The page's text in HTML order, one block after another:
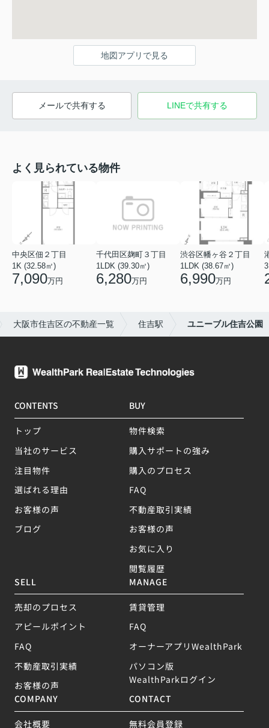
地図アプリで見る
メールで共有する LINEで共有する
よく見られている物件
中央区佃２丁目
1K (32.58㎡)
7,090万円
千代田区麹町３丁目
1LDK (39.30㎡)
6,280万円
渋谷区幡ヶ谷２丁目
1LDK (38.67㎡)
6,990万円
大阪市住吉区の不動産一覧 住吉駅 ユニーブル住吉公園
CONTENTS
トップ
当社のサービス
注目物件
選ばれる理由
お客様の声
ブログ
BUY
物件検索
購入サポートの強み
購入のプロセス
FAQ
不動産取引実績
お客様の声
お気に入り
閲覧履歴
SELL
売却のプロセス
アピールポイント
FAQ
不動産取引実績
お客様の声
MANAGE
賃貸管理
FAQ
オーナーアプリWealthPark
パソコン版
WealthParkログイン
COMPANY
会社概要
CONTACT
無料会員登録